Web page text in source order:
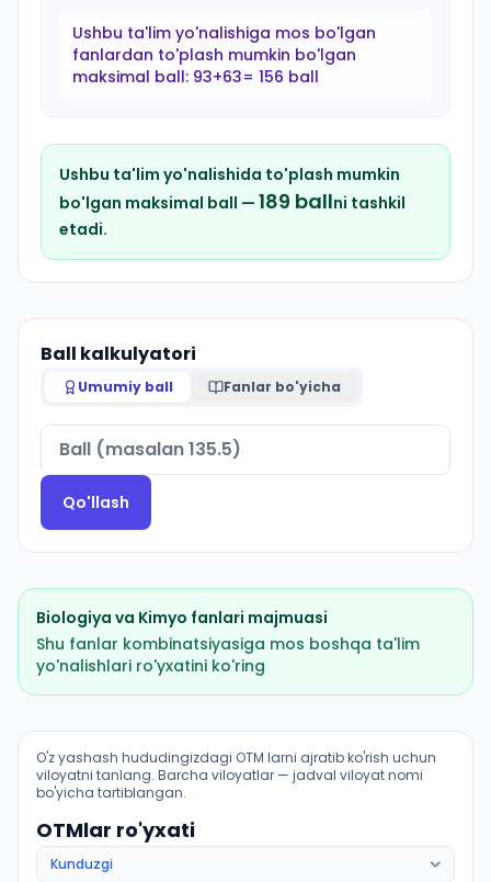
Ushbu ta'lim yo'nalishiga mos bo'lgan
fanlardan to'plash mumkin bo'lgan
maksimal ball: 93+63= 156 ball
Ushbu ta'lim yo'nalishida to'plash mumkin
bo'lgan maksimal ball — 189 ballni tashkil
etadi.
Ball kalkulyatori
Umumiy ball Fanlar bo'yicha
Qo'llash
Biologiya va Kimyo fanlari majmuasi
Shu fanlar kombinatsiyasiga mos boshqa ta'lim
yo'nalishlari ro'yxatini ko'ring
Pediatriya ishi (Qoʻngʻirot tumani): OTM lar
O'z yashash hududingizdagi OTM larni ajratib ko'rish uchun
viloyatni tanlang. Barcha viloyatlar — jadval viloyat nomi
bo'yicha tartiblangan.
OTMlar ro'yxati